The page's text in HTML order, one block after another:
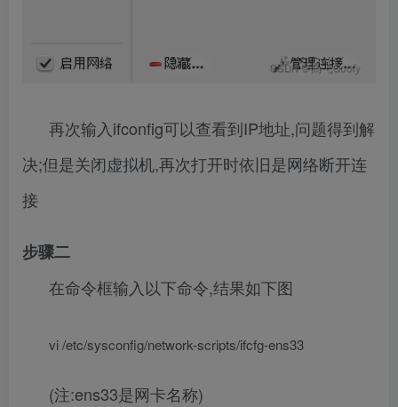
再次输入ifconfig可以查看到IP地址,问题得到解
决;但是关闭虚拟机,再次打开时依旧是网络断开连
接
步骤二
在命令框输入以下命令,结果如下图
vi /etc/sysconfig/network-scripts/ifcfg-ens33
(注:ens33是网卡名称)